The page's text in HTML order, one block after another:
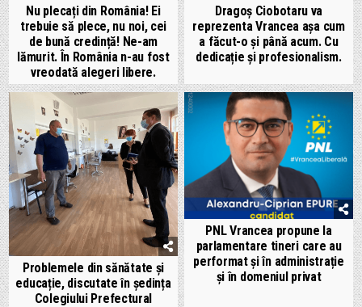
Nu plecați din România! Ei
trebuie să plece, nu noi, cei
de bună credință! Ne-am
lămurit. În România n-au fost
vreodată alegeri libere.
Dragoș Ciobotaru va
reprezenta Vrancea așa cum
a făcut-o și până acum. Cu
dedicație și profesionalism.
Problemele din sănătate și
educație, discutate în ședința
Colegiului Prefectural
PNL Vrancea propune la
parlamentare tineri care au
performat și în administrație
și în domeniul privat